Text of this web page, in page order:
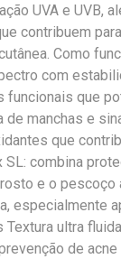
UVA e UVB,
contribuem
Como
com
funcionais que
de manchas e
que
combina
e o pescoço
especialmente
ultra
de